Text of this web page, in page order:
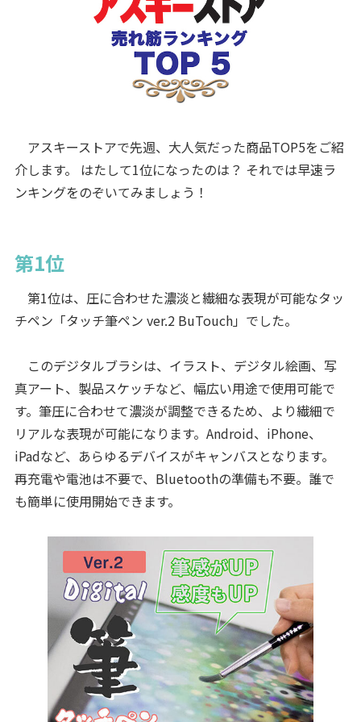
アスキーストアで先週、大人気だった商品TOP5をご紹
介します。 はたして1位になったのは？ それでは早速ラ
ンキングをのぞいてみましょう！
第1位
第1位は、圧に合わせた濃淡と繊細な表現が可能なタッ
チペン「タッチ筆ペン ver.2 BuTouch」でした。
このデジタルブラシは、イラスト、デジタル絵画、写
真アート、製品スケッチなど、幅広い用途で使用可能で
す。筆圧に合わせて濃淡が調整できるため、より繊細で
リアルな表現が可能になります。Android、iPhone、
iPadなど、あらゆるデバイスがキャンバスとなります。
再充電や電池は不要で、Bluetoothの準備も不要。誰で
も簡単に使用開始できます。